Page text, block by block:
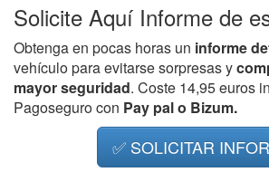
Solicite Aquí Informe de
Obtenga en pocas horas un informe
vehículo para evitarse sorpresas y
mayor seguridad. Coste 14,95 euros
Pagoseguro con Pay pal o Bizum.
✅ SOLICITAR